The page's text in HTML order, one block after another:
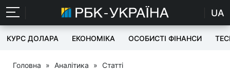
UA
КУРС ДОЛАРА ЕКОНОМІКА ОСОБИСТІ ФІНАНСИ
Головна » Аналітика » Статті